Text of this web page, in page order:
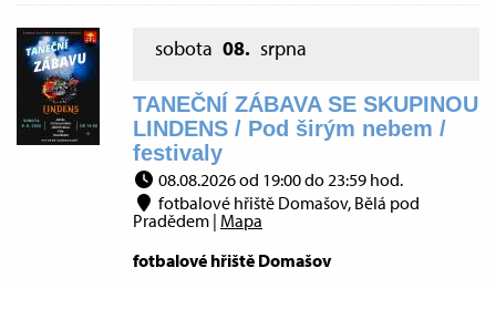
sobota 08. srpna
TANEČNÍ ZÁBAVA SE SKUPINOU
LINDENS / Pod širým nebem /
festivaly
08.08.2026 od 19:00 do 23:59 hod.
fotbalové hřiště Domašov, Bělá pod
Pradědem | Mapa
fotbalové hřiště Domašov